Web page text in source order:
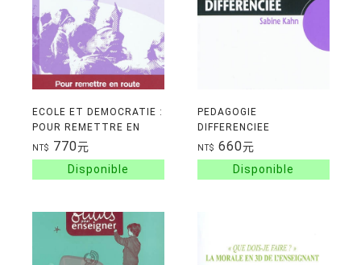
ECOLE ET DEMOCRATIE :
POUR REMETTRE EN
ROUTE L'ASCENSEUR
ECONOMIQUE ET SOCIAL
NT$ 770元
PEDAGOGIE
DIFFERENCIEE
NT$ 660元